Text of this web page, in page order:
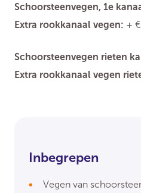
Schoorsteenvegen, 1e
Extra rookkanaal vegen: +
Schoorsteenvegen rieten
Extra rookkanaal vegen
Inbegrepen
Vegen van